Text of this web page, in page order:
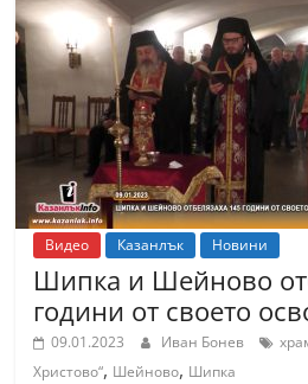
Видео Казанлък Новини
Шипка и Шейново
години от своето
09.01.2023 Иван Бонев
Христово“, Шейново, Шипка